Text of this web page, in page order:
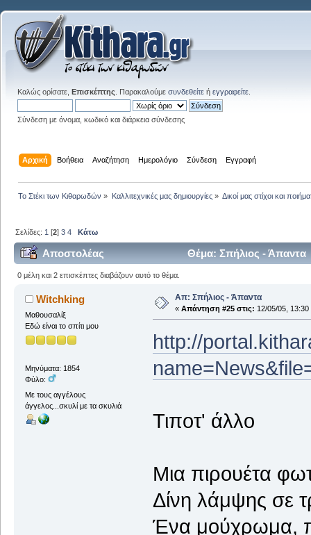
Καλώς ορίσατε, Επισκέπτης . Παρακαλούμε συνδεθείτε ή εγγραφείτε
Σύνδεση με όνομα, κωδικό και διάρκεια σύνδεσης
Αρχική Βοήθεια Αναζήτηση Ημερολόγιο Σύνδεση Εγγραφή
Το Στέκι των Κιθαρωδών » Καλλιτεχνικές μας δημιουργίες» Δικοί μας στίχοι και
Σελίδες: 1 [2]3 4 Κάτω
Αποστολέας Θέμα: Σπήλιος - Άπαντα
0 μέλη και 2 επισκέπτες διαβάζουν αυτό το θέμα.
Witchking
Μαθουσαλίξ
Εδώ είναι το σπίτι μου
Μηνύματα: 1854
Φύλο:
Με τους αγγέλους
άγγελος...σκυλί με τα σκυλιά
Απ: Σπήλιος - Άπαντα
« Απάντηση #25 στις: 12/05/05, 13:30
http://
Τιποτ' άλλο
Μια πιρουέτα
Δίνη λάμψης σε
Ένα μούχρωμα,